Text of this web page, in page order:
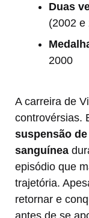
Duas
(2002 e
2000
A carreira de
controvérsias.
suspensão
sanguínea
episódio que
trajetória.
retornar e